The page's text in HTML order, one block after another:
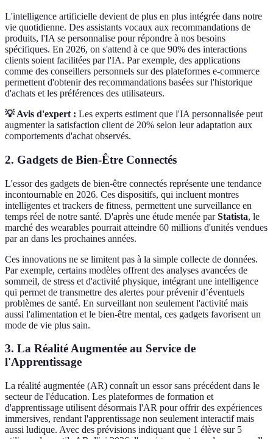
L'intelligence artificielle devient de plus en plus intégrée dans notre
vie quotidienne. Des assistants vocaux aux recommandations de
produits, l'IA se personnalise pour répondre à nos besoins
spécifiques. En 2026, on s'attend à ce que 90% des interactions
clients soient facilitées par l'IA. Par exemple, des applications
comme des conseillers personnels sur des plateformes e-commerce
permettent d'obtenir des recommandations basées sur l'historique
d'achats et les préférences des utilisateurs.
💡 Avis d'expert : Les experts estiment que l'IA personnalisée peut
augmenter la satisfaction client de 20% selon leur adaptation aux
comportements d'achat observés.
2. Gadgets de Bien-Être Connectés
L'essor des gadgets de bien-être connectés représente une tendance
incontournable en 2026. Ces dispositifs, qui incluent montres
intelligentes et trackers de fitness, permettent une surveillance en
temps réel de notre santé. D'après une étude menée parStatista, le
marché des wearables pourrait atteindre 60 millions d'unités vendues
par an dans les prochaines années.
Ces innovations ne se limitent pas à la simple collecte de données.
Par exemple, certains modèles offrent des analyses avancées de
sommeil, de stress et d'activité physique, intégrant une intelligence
qui permet de transmettre des alertes pour prévenir d’éventuels
problèmes de santé. En surveillant non seulement l'activité mais
aussi l'alimentation et le bien-être mental, ces gadgets favorisent un
mode de vie plus sain.
3. La Réalité Augmentée au Service de
l'Apprentissage
La réalité augmentée (AR) connaît un essor sans précédent dans le
secteur de l'éducation. Les plateformes de formation et
d'apprentissage utilisent désormais l'AR pour offrir des expériences
immersives, rendant l'apprentissage non seulement interactif mais
aussi ludique. Avec des prévisions indiquant que 1 élève sur 5